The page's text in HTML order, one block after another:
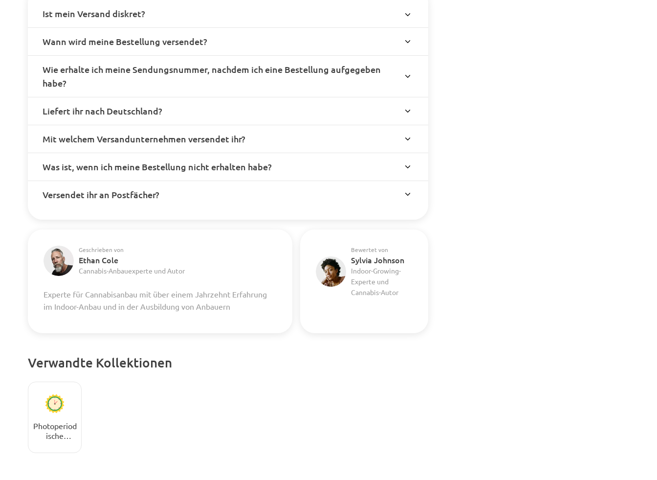
Ist mein Versand diskret?
Wann wird meine Bestellung versendet?
Wie erhalte ich meine Sendungsnummer, nachdem ich eine Bestellung aufgegeben
habe?
Liefert ihr nach Deutschland?
Mit welchem Versandunternehmen versendet ihr?
Was ist, wenn ich meine Bestellung nicht erhalten habe?
Versendet ihr an Postfächer?
Geschrieben von
Ethan Cole
Cannabis-Anbauexperte und Autor
Experte für Cannabisanbau mit über einem Jahrzehnt Erfahrung
im Indoor-Anbau und in der Ausbildung von Anbauern
Bewertet von
Sylvia Johnson
Indoor-Growing-
Experte und
Cannabis-Autor
Verwandte Kollektionen
Photoperiod
ische
men